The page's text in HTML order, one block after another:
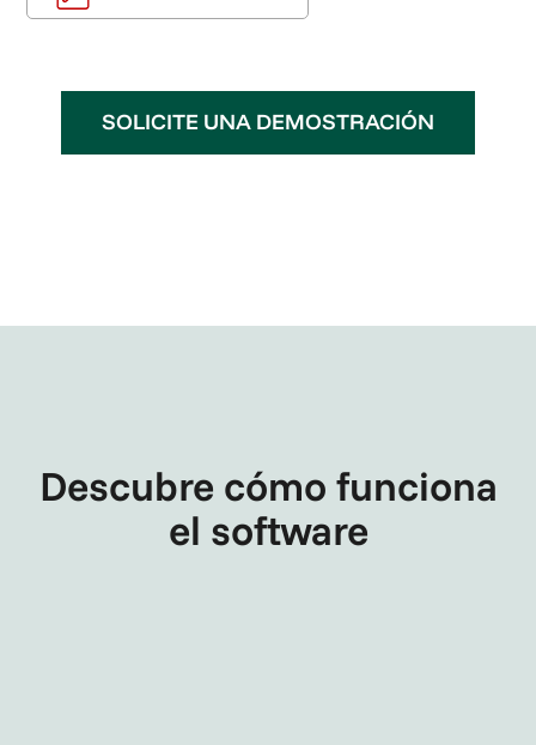
SOLICITE UNA DEMOSTRACIÓN
Descubre cómo funciona
el software